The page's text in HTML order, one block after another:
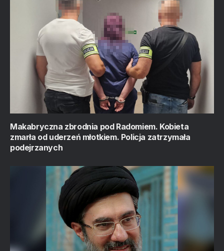
Makabryczna zbrodnia pod Radomiem. Kobieta
zmarła od uderzeń młotkiem. Policja zatrzymała
podejrzanych